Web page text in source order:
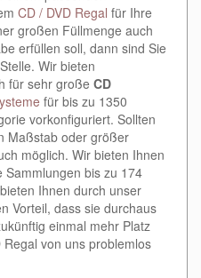
CD / DVD Regal für Ihre
großen Füllmenge auch
erfüllen soll, dann sind Sie
Wir bieten
für sehr große CD
für bis zu 1350
vorkonfiguriert. Sollten
Maßstab oder größer
möglich. Wir bieten Ihnen
bis zu 174
Ihnen durch unser
Vorteil, dass sie durchaus
einmal mehr Platz
von uns problemlos